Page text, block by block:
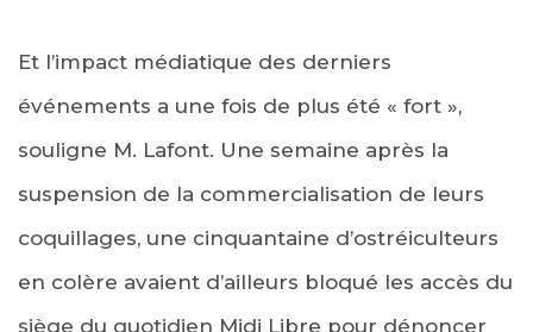
Et l’impact médiatique des derniers
événements a une fois de plus été « fort »,
souligne M. Lafont. Une semaine après la
suspension de la commercialisation de leurs
coquillages, une cinquantaine d’ostréiculteurs
en colère avaient d’ailleurs bloqué les accès du
siège du quotidien Midi Libre pour dénoncer